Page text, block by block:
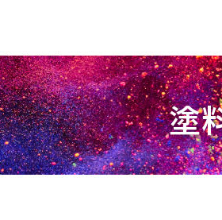
塗料・塗膜形成技術
塗